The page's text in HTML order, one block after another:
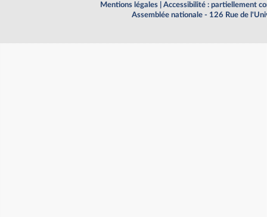
Mentions légales
Accessibilité : partiellement
Assemblée nationale - 126 Rue de